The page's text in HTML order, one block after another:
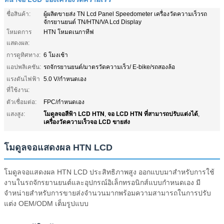
ชื่อสินค้า:
ผู้ผลิตขายส่ง TN Lcd Panel Speedometer เครื่องวัดความเร็วรถ
จักรยานยนต์ TN/HTN/VA Lcd Display
โหมดการ
แสดงผล:
HTN โหมดเนกาทีฟ
การดูทิศทาง: 6 โมงเช้า
แอปพลิเคชัน: รถจักรยานยนต์/มาตรวัดความเร็ว/ E-bike/รถสองล้อ
แรงดันไฟฟ้า
ที่ใช้งาน:
5.0 V/กำหนดเอง
ตัวเชื่อมต่อ:
FPC/กำหนดเอง
แสงสูง:
โมดูลจอสีฟ้า LCD HTN, จอ LCD HTN ที่สามารถปรับแต่งได้,
เครื่องวัดความเร็วจอ LCD ขายส่ง
โมดูลจอแสดงผล HTN LCD
โมดูลจอแสดงผล HTN LCD ประสิทธิภาพสูง ออกแบบมาสำหรับการใช้
งานในรถจักรยานยนต์และอุปกรณ์อิเล็กทรอนิกส์แบบกำหนดเอง มี
จำหน่ายสำหรับการขายส่งจำนวนมากพร้อมความสามารถในการปรับ
แต่ง OEM/ODM เต็มรูปแบบ